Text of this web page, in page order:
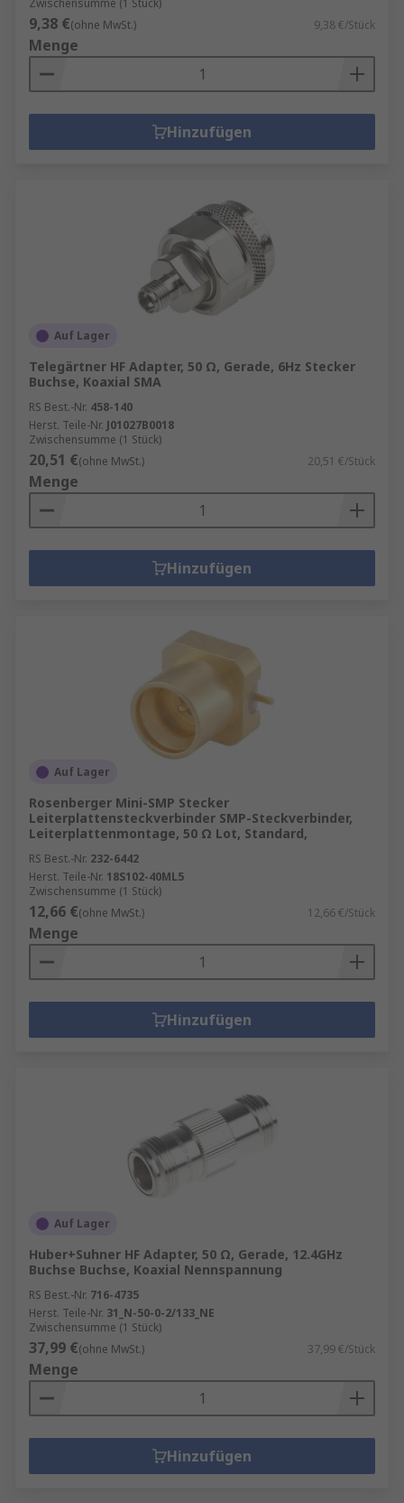
Zwischensumme (1 Stück)
9,38 €(ohne MwSt.) 9,38 €/Stück
Menge
Hinzufügen
Auf Lager
Telegärtner HF Adapter, 50 Ω, Gerade, 6Hz Stecker
Buchse, Koaxial SMA
RS Best.-Nr. 458-140
Herst. Teile-Nr. J01027B0018
Zwischensumme (1 Stück)
20,51 €(ohne MwSt.) 20,51 €/Stück
Menge
Hinzufügen
Auf Lager
Rosenberger Mini-SMP Stecker
Leiterplattensteckverbinder SMP-Steckverbinder,
Leiterplattenmontage, 50 Ω Lot, Standard,
RS Best.-Nr. 232-6442
Herst. Teile-Nr. 18S102-40ML5
Zwischensumme (1 Stück)
12,66 €(ohne MwSt.) 12,66 €/Stück
Menge
Hinzufügen
Auf Lager
Huber+Suhner HF Adapter, 50 Ω, Gerade, 12.4GHz
Buchse Buchse, Koaxial Nennspannung
RS Best.-Nr. 716-4735
Herst. Teile-Nr. 31_N-50-0-2/133_NE
Zwischensumme (1 Stück)
37,99 €(ohne MwSt.) 37,99 €/Stück
Menge
Hinzufügen